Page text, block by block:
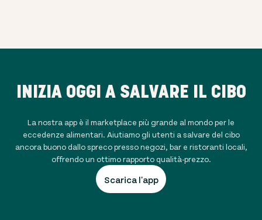
INIZIA OGGI A SALVARE IL CIBO
La nostra app è il marketplace più grande al mondo per le
eccedenze alimentari. Aiutiamo gli utenti a salvare del cibo
ancora buono dallo spreco presso negozi, bar e ristoranti locali,
offrendo un ottimo rapporto qualità-prezzo.
Scarica l'app